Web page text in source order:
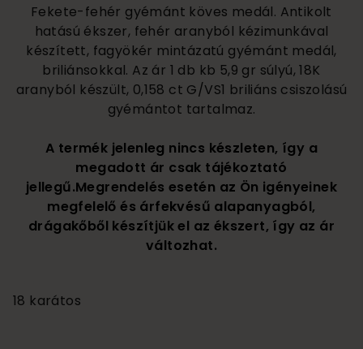
Fekete-fehér gyémánt köves medál. Antikolt
hatású ékszer, fehér aranyból kézimunkával
készített, fagyökér mintázatú gyémánt medál,
briliánsokkal. Az ár 1 db kb 5,9 gr súlyú, 18K
aranyból készült, 0,158 ct G/VS1 briliáns csiszolású
gyémántot tartalmaz.
A termék jelenleg nincs készleten, így a
megadott ár csak tájékoztató
jellegű.Megrendelés esetén az Ön igényeinek
megfelelő és árfekvésű alapanyagból,
drágakőből készítjük el az ékszert, így az ár
változhat.
18 karátos